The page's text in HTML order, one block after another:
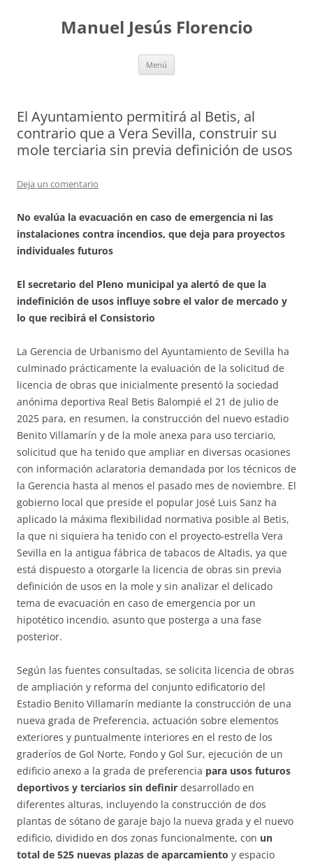
contenidoManuel Jesús Florencio
Menú
El Ayuntamiento permitirá al Betis, al
contrario que a Vera Sevilla, construir su
mole terciaria sin previa definición de usos
Deja un comentario
No evalúa la evacuación en caso de emergencia ni las
instalaciones contra incendios, que deja para proyectos
individuales futuros
El secretario del Pleno municipal ya alertó de que la
indefinición de usos influye sobre el valor de mercado y
lo que recibirá el Consistorio
La Gerencia de Urbanismo del Ayuntamiento de Sevilla ha
culminado prácticamente la evaluación de la solicitud de
licencia de obras que inicialmente presentó la sociedad
anónima deportiva Real Betis Balompié el 21 de julio de
2025 para, en resumen, la construcción del nuevo estadio
Benito Villamarín y de la mole anexa para uso terciario,
solicitud que ha tenido que ampliar en diversas ocasiones
con información aclaratoria demandada por los técnicos de
la Gerencia hasta al menos el pasado mes de noviembre. El
gobierno local que preside el popular José Luis Sanz ha
aplicado la máxima flexibilidad normativa posible al Betis,
la que ni siquiera ha tenido con el proyecto-estrella Vera
Sevilla en la antigua fábrica de tabacos de Altadis, ya que
está dispuesto a otorgarle la licencia de obras sin previa
definición de usos en la mole y sin analizar el delicado
tema de evacuación en caso de emergencia por un
hipotético incendio, asunto que posterga a una fase
posterior.
Según las fuentes consultadas, se solicita licencia de obras
de ampliación y reforma del conjunto edificatorio del
Estadio Benito Villamarín mediante la construcción de una
nueva grada de Preferencia, actuación sobre elementos
exteriores y puntualmente interiores en el resto de los
graderíos de Gol Norte, Fondo y Gol Sur, ejecución de un
edificio anexo a la grada de preferencia para usos futuros
deportivos y terciarios sin definir desarrollado en
diferentes alturas, incluyendo la construcción de dos
plantas de sótano de garaje bajo la nueva grada y el nuevo
edificio, dividido en dos zonas funcionalmente, con un
total de 525 nuevas plazas de aparcamiento y espacio